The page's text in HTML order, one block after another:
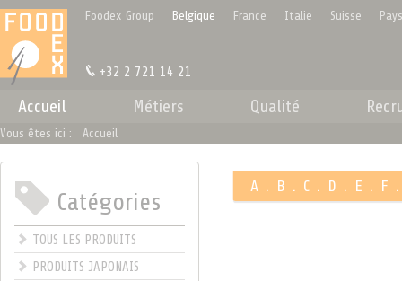
Foodex Group Belgique France Italie Suisse
+32 2 721 14 21
Accueil Métiers Qualité
Vous êtes ici : Accueil
Catégories
TOUS LES PRODUITS
PRODUITS JAPONAIS
A . B . C . D . E . F
.
Panneau de gestion des cookies